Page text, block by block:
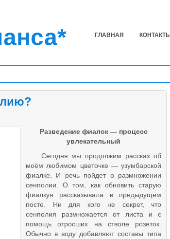
ГЛАВНАЯ КОНТАКТЫ
Разведение фиалок — процесс
увлекательный
Сегодня мы продолжим рассказ об
моём любимом цветочке — узумбарской
фиалке. И речь пойдет о размножении
сенполии. О том, как обновить старую
фиалкуя рассказывала в предыдущем
посте. Ни для кого не секрет, что
сенполия размножается от листа и с
помощь отросших на стволе розеток.
Обычно в воду добавляют составы типа